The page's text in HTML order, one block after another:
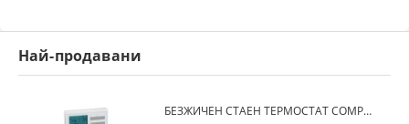
Най-продавани
БЕЗЖИЧЕН СТАЕН ТЕРМОСТАТ COMPUTHERM Q7RF